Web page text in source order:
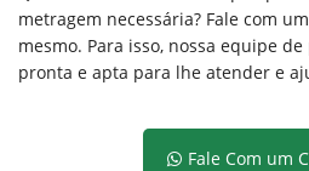
metragem necessária? Fale com
mesmo. Para isso, nossa equipe
pronta e apta para lhe atender e
Fale Com um